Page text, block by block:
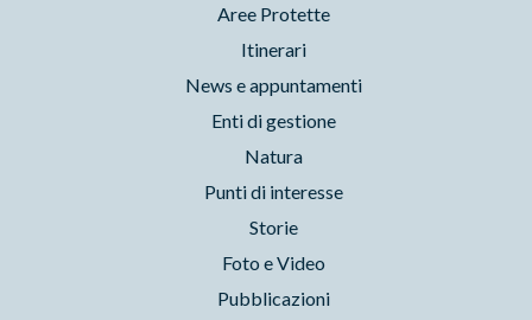
Aree Protette
Itinerari
News e appuntamenti
Enti di gestione
Natura
Punti di interesse
Storie
Foto e Video
Pubblicazioni